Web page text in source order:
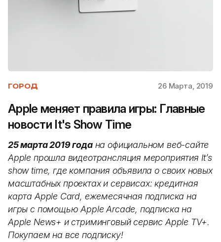
ГОРОД 26 Марта, 2019
Apple меняет правила игры: Главные
новости It's Show Time
25 марта 2019 годана официальном веб-сайте
Apple прошла видеотрансляция мероприятия It’s
show time, где компания объявила о своих новых
масштабных проектах и сервисах: кредитная
карта Apple Card, ежемесячная подписка на
игры с помощью Apple Arcade, подписка на
Apple News+ и стриминговый сервис Apple TV+.
Покупаем на все подписку!